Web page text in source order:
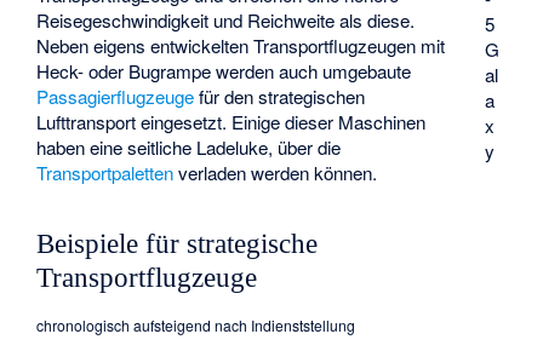
5
G
al
a
x
y
Reisegeschwindigkeit und Reichweite als diese.
Neben eigens entwickelten Transportflugzeugen mit
Heck- oder Bugrampe werden auch umgebaute
Passagierflugzeugefür den strategischen
Lufttransport eingesetzt. Einige dieser Maschinen
haben eine seitliche Ladeluke, über die
Transportpalettenverladen werden können.
Beispiele für strategische
Transportflugzeuge
chronologisch aufsteigend nach Indienststellung